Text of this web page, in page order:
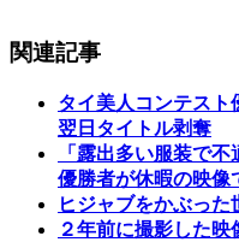
関連記事
タイ美人コンテスト
翌日タイトル剥奪
「露出多い服装で
優勝者が休暇の映像
ヒジャブをかぶっ
２年前に撮影した